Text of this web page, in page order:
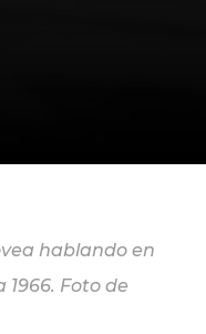
hablando en
Foto de